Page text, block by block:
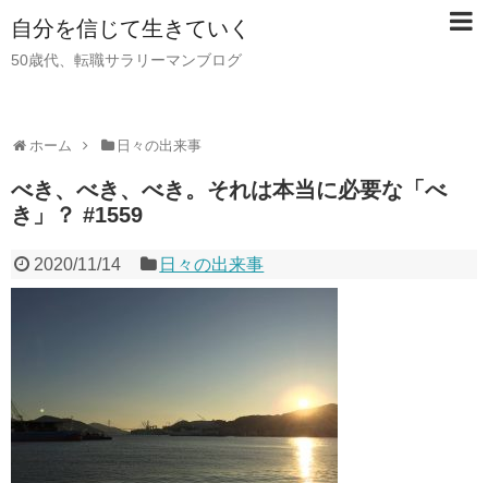
自分を信じて生きていく
50歳代、転職サラリーマンブログ
ホーム 日々の出来事
べき、べき、べき。それは本当に必要な「べ
き」？ #1559
2020/11/14 日々の出来事